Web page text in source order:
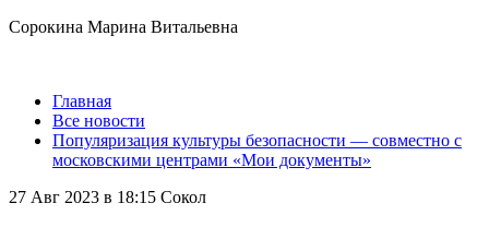
Сорокина Марина Витальевна
Главная
Все новости
Популяризация культуры безопасности — совместно с
московскими центрами «Мои документы»
27 Авг 2023 в 18:15 Сокол